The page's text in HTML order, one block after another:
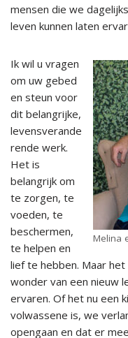
mensen die we
leven kunnen laten
Melina
Ik wil u vragen
om uw gebed
en steun voor
dit belangrijke,
levensverande
rende werk.
Het is
belangrijk om
te zorgen, te
voeden, te
beschermen,
te helpen en
lief te hebben. Maar
wonder van een nieuw
ervaren. Of het nu een
volwassene is, we
opengaan en dat er